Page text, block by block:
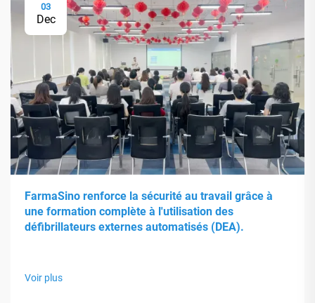
03
Dec
FarmaSino renforce la sécurité au travail grâce à
une formation complète à l'utilisation des
défibrillateurs externes automatisés (DEA).
Voir plus